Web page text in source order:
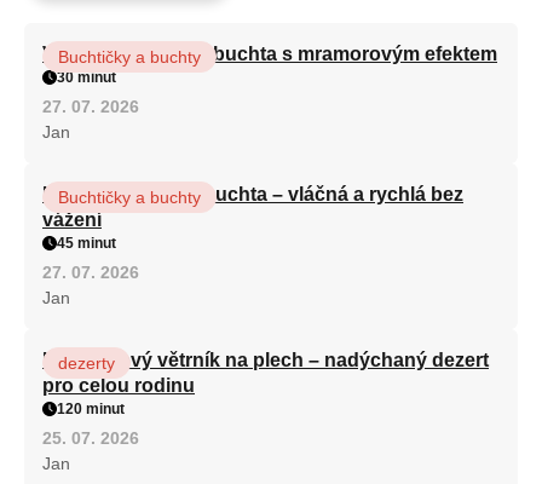
Vláčná olejová litá buchta s mramorovým efektem
Buchtičky a buchty
30 minut
27. 07. 2026
Jan
Hrnková maková buchta – vláčná a rychlá bez
vážení
Buchtičky a buchty
45 minut
27. 07. 2026
Jan
Karamelový větrník na plech – nadýchaný dezert
pro celou rodinu
dezerty
120 minut
25. 07. 2026
Jan